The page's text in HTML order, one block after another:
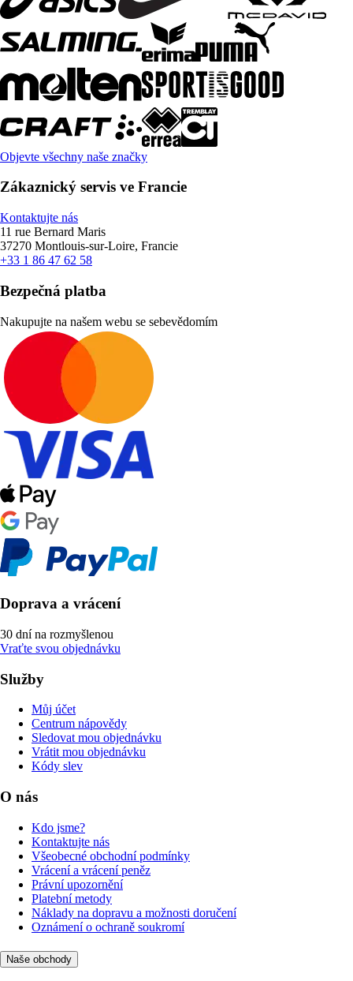
Objevte všechny naše značky
Zákaznický servis ve Francie
Kontaktujte nás
11 rue Bernard Maris
37270 Montlouis-sur-Loire, Francie
+33 1 86 47 62 58
Bezpečná platba
Nakupujte na našem webu se sebevědomím
Doprava a vrácení
30 dní na rozmyšlenou
Vraťte svou objednávku
Služby
Můj účet
Centrum nápovědy
Sledovat mou objednávku
Vrátit mou objednávku
Kódy slev
O nás
Kdo jsme?
Kontaktujte nás
Všeobecné obchodní podmínky
Vrácení a vrácení peněz
Právní upozornění
Platební metody
Náklady na dopravu a možnosti doručení
Oznámení o ochraně soukromí
Naše obchody